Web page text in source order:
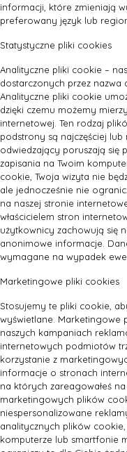
informacji, które zmieniają
preferowany język lub
Statystyczne pliki cookies
Analityczne pliki cookie –
dostarczonych przez nazwa
Analityczne pliki cookie
dzięki czemu możemy
internetowej. Ten rodzaj
podstrony są najczęściej
odwiedzający poruszają się
zapisania na Twoim
cookie, Twoja wizyta nie
ale jednocześnie nie
na naszej stronie
właścicielem stron
użytkownicy zachowują się
anonimowe informacje.
wymagane na wypadek
Marketingowe pliki cookies
Stosujemy te pliki cookie,
wyświetlane.
naszych kampaniach
internetowych podmiotów
korzystanie z
informacje o stronach
na których zareagowałeś
marketingowych plików
niespersonalizowane
analitycznych plików
komputerze lub smartfonie